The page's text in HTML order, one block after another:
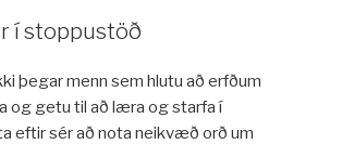
í stoppustöð
þegar menn sem hlutu að erfðum
getu til að læra og starfa í
eftir sér að nota neikvæð orð um